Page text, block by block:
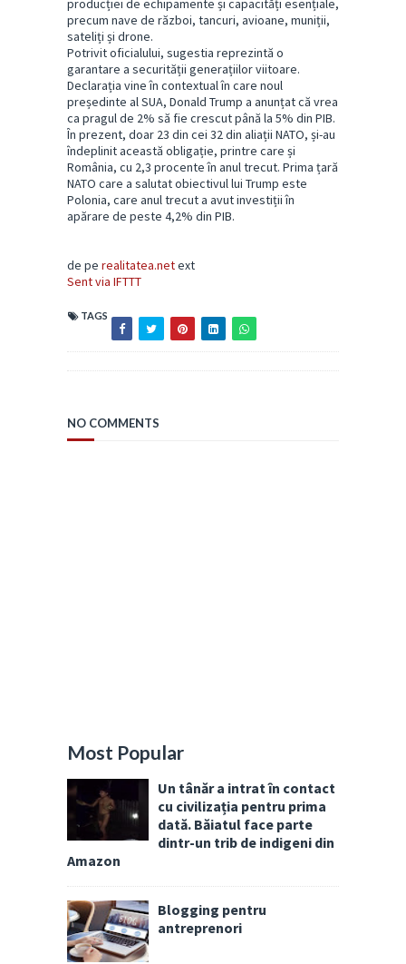
producției de echipamente și capacități esențiale,
precum nave de război, tancuri, avioane, muniții,
sateliți și drone.
Potrivit oficialului, sugestia reprezintă o
garantare a securității generațiilor viitoare.
Declarația vine în contextual în care noul
președinte al SUA, Donald Trump a anunțat că vrea
ca pragul de 2% să fie crescut până la 5% din PIB.
În prezent, doar 23 din cei 32 din aliații NATO, și-au
îndeplinit această obligație, printre care și
România, cu 2,3 procente în anul trecut. Prima țară
NATO care a salutat obiectivul lui Trump este
Polonia, care anul trecut a avut investiții în
apărare de peste 4,2% din PIB.
de pe realitatea.netext
Sent via IFTTT
TAGS
NO COMMENTS
Most Popular
Un tânăr a intrat în contact
cu civilizația pentru prima
dată. Băiatul face parte
dintr-un trib de indigeni din
Amazon
Blogging pentru
antreprenori